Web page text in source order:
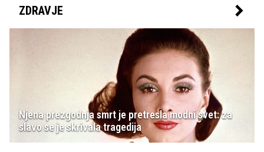
ZDRAVJE
Njena prezgodnja smrt je pretresla modni svet: za
slavo se je skrivala tragedija